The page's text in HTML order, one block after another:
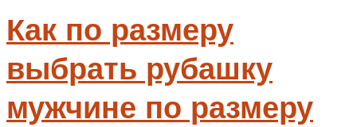
Как по размеру
выбрать рубашку
мужчине по размеру